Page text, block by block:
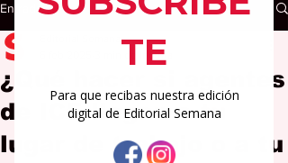
Entrada
¿Qué hacer si agentes
de ICE llegan a tu
lugar de trabajo o a tu
3 min de lectura